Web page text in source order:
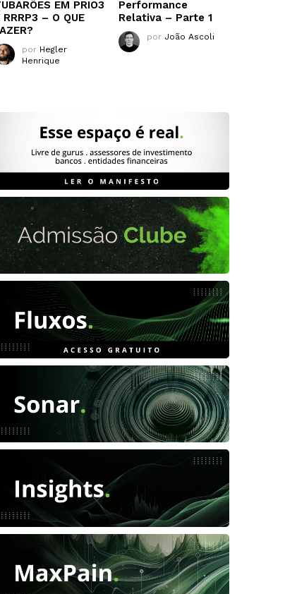
EM PRIO3
RRRP3 – O QUE
por Hegler
Henrique
Performance
Relativa – Parte 1
por João Ascoli